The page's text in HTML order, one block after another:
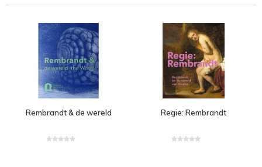
Rembrandt & de wereld Regie: Rembrandt